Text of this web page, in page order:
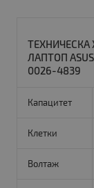
ТЕХНИЧЕСКА
ЛАПТОП ASUS
0026-4839
Капацитет
Клетки
Волтаж